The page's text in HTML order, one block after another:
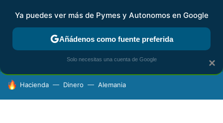
FISCALIDAD Y CONTABILIDAD KIT DIGITAL RENTA
HOY SE HABLA DE
Hacienda Dinero Alemania
×
Ya puedes ver más de Pymes y Autonomos en Google
Añádenos como fuente preferida
Solo necesitas una cuenta de Google